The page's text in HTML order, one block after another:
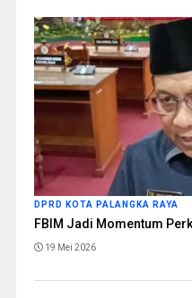
DPRD KOTA PALANGKA RAYA
FBIM Jadi Momentum
19 Mei 2026